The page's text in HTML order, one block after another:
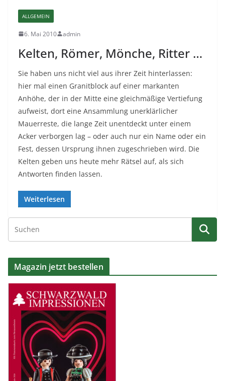
ALLGEMEIN
6. Mai 2010 admin
Kelten, Römer, Mönche, Ritter …
Sie haben uns nicht viel aus ihrer Zeit hinterlassen:
hier mal einen Granitblock auf einer markanten
Anhöhe, der in der Mitte eine gleichmäßige Vertiefung
aufweist, dort eine Ansammlung unerklärlicher
Mauerreste, die lange Zeit unentdeckt unter einem
Acker verborgen lag – oder auch nur ein Name oder ein
Fest, dessen Ursprung ihnen zugeschrieben wird. Die
Kelten geben uns heute mehr Rätsel auf, als sich
Antworten finden lassen.
Weiterlesen
Magazin jetzt bestellen